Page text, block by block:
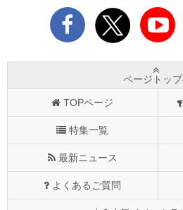
ページトッ
TOPページ
特集一覧
最新ニュース
よくあるご質問